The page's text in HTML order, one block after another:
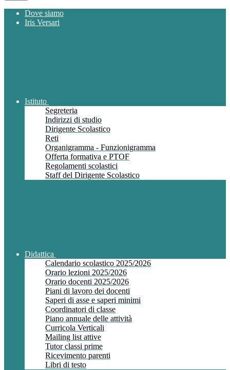
Dove siamo
Iris Versari
Istituto
Segreteria
Indirizzi di studio
Dirigente Scolastico
Reti
Organigramma - Funzionigramma
Offerta formativa e PTOF
Regolamenti scolastici
Staff del Dirigente Scolastico
Didattica
Calendario scolastico 2025/2026
Orario lezioni 2025/2026
Orario docenti 2025/2026
Piani di lavoro dei docenti
Saperi di asse e saperi minimi
Coordinatori di classe
Piano annuale delle attività
Curricola Verticali
Mailing list attive
Tutor classi prime
Ricevimento parenti
Libri di testo